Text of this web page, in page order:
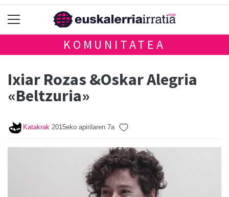
KOMUNITATEA
Ixiar Rozas &Oskar Alegria
«Beltzuria»
Katakrak 2015eko apirilaren 7a